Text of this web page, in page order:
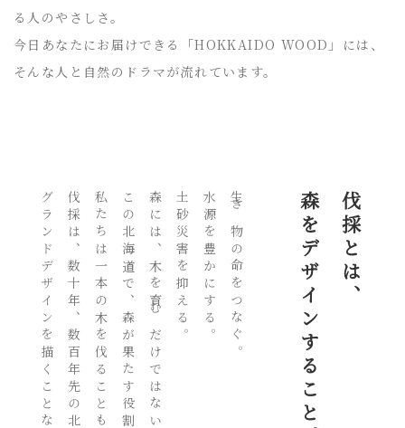
る人のやさしさ。
今日あなたにお届けできる「HOKKAIDO WOOD」には、
そんな人と自然のドラマが流れています。
生き物の命をつなぐ。
水源を豊かにする。
土砂災害を抑える。
伐採は、数十年、数百年先の北海道の森の
グランドデザインを描くことなのです。 伐採とは、
森をデザインすること。